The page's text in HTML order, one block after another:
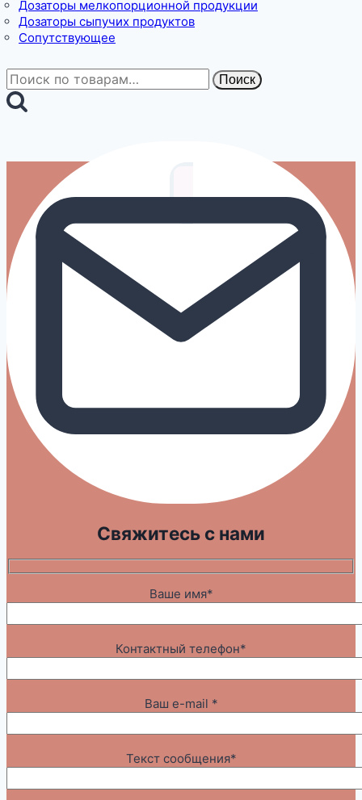
Дозаторы мелкопорционной продукции
Дозаторы сыпучих продуктов
Сопутствующее
Искать: Поиск
Свяжитесь с нами
Ваше имя*
Контактный телефон*
Ваш e-mail *
Текст сообщения*